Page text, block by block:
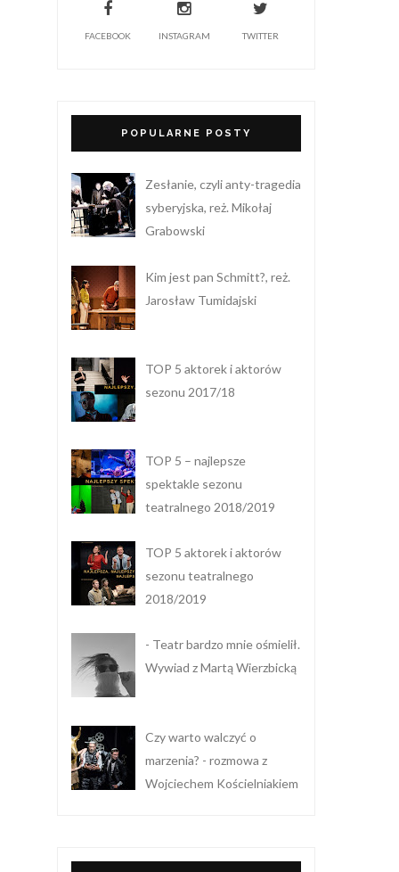
FACEBOOK INSTAGRAM TWITTER
POPULARNE POSTY
Zesłanie, czyli anty-tragedia
syberyjska, reż. Mikołaj
Grabowski
Kim jest pan Schmitt?, reż.
Jarosław Tumidajski
TOP 5 aktorek i aktorów
sezonu 2017/18
TOP 5 – najlepsze
spektakle sezonu
teatralnego 2018/2019
TOP 5 aktorek i aktorów
sezonu teatralnego
2018/2019
- Teatr bardzo mnie ośmielił.
Wywiad z Martą Wierzbicką
Czy warto walczyć o
marzenia? - rozmowa z
Wojciechem Kościelniakiem